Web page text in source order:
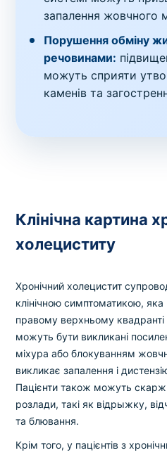
запалення жовчного
Порушення обміну
речовинами:
можуть сприяти
каменів та
Клінічна картина
холециститу
Хронічний холецистит
клінічною симптоматикою,
правому верхньому квадранті
можуть бути викликані
міхура або блокуванням
викликає запалення і
Пацієнти також можуть
розлади, такі як відрыжку,
та блювання.
Крім того, у пацієнтів з